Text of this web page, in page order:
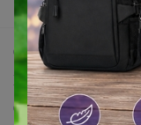
Поддержка альпак
Самое выгодное
Хиты продаж
Самое желанное